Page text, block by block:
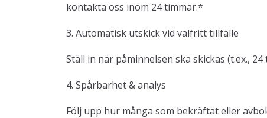
kontakta oss inom 24 timmar.*
3. Automatisk utskick vid valfritt tillfälle
Ställ in när påminnelsen ska skickas (t.ex.,
4. Spårbarhet & analys
Följ upp hur många som bekräftat eller